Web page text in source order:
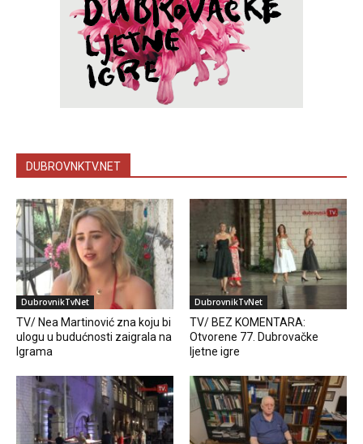
DUBROVNKTV.NET
DubrovnikTvNet
TV/ Nea Martinović zna koju bi
ulogu u budućnosti zaigrala na
Igrama
DubrovnikTvNet
TV/ BEZ KOMENTARA:
Otvorene 77. Dubrovačke
ljetne igre